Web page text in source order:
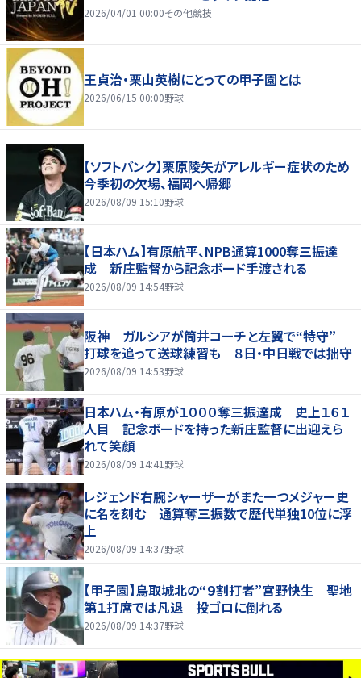
2026/04/01 00:00その他競技
王貞治・栗山英樹にとっての甲子園とは
2026/06/15 00:00野球
【ソフトバンク】栗原陵矢がアレルギー症状のため
今季初の欠場、福岡へ帰郷
2026/08/09 15:10野球
【日本ハム】有原航平、NPB通算1000奪三振達
成 新庄監督から記念ボード手渡される
2026/08/09 14:54野球
阪神 ガルシアが筒井コーチと左翼で“特守”
打球を追って送球練習も ８日・中日戦では拙守
2026/08/09 14:53野球
日本ハム・有原が１０００奪三振達成 史上１６１
人目 記念ボードを持った新庄監督に出迎えら
れて笑顔
2026/08/09 14:41 野球
レジェンド右腕シャーザーがまた一つメジャー史
に名を刻む 通算奪三振数で歴代単独10位に浮
上
2026/08/09 14:37野球
【甲子園】鳥取城北の“９割打者”宮野快生 聖地
第１打席では凡退 投ゴロに倒れる
2026/08/09 14:37野球